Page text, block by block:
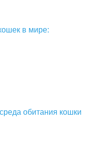
в мире:
обитания кошки